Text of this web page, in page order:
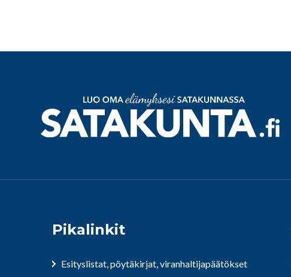
Pikalinkit
Esityslistat, pöytäkirjat, viranhaltijapäätökset